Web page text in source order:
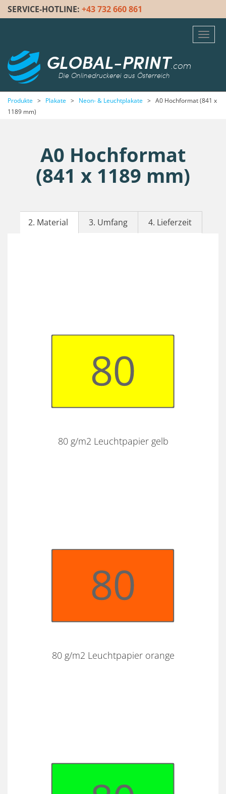
SERVICE-HOTLINE: +43 732 660 861
GLOBAL-PRINT.com
Die Onlinedruckerei aus Österreich
Produkte > Plakate > Neon- & Leuchtplakate > A0 Hochformat (841 x
1189 mm)
A0 Hochformat
(841 x 1189 mm)
2. Material 3. Umfang 4. Lieferzeit
80 g/m2 Leuchtpapier gelb
80 g/m2 Leuchtpapier orange